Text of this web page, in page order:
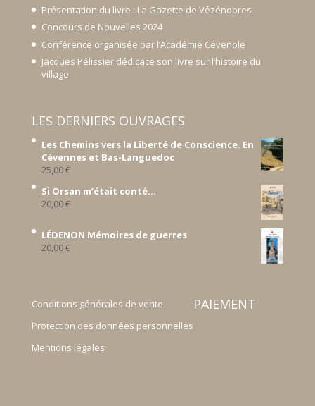
Présentation du livre : La Gazette de Vézénobres
Concours de Nouvelles 2024
Conférence organisée par l’Académie Cévenole
Jacques Pélissier dédicace son livre sur l’histoire du
village
LES DERNIERS OUVRAGES
Les Chemins vers la Liberté de Conscience. En
Cévennes et Bas-Languedoc
25,00€
Si Orsan m’était conté...
20,00€
LÉDENON Mémoires de guerres
20,00€
Conditions générales de vente
Protection des données personnelles
Mentions légales
PAIEMENT